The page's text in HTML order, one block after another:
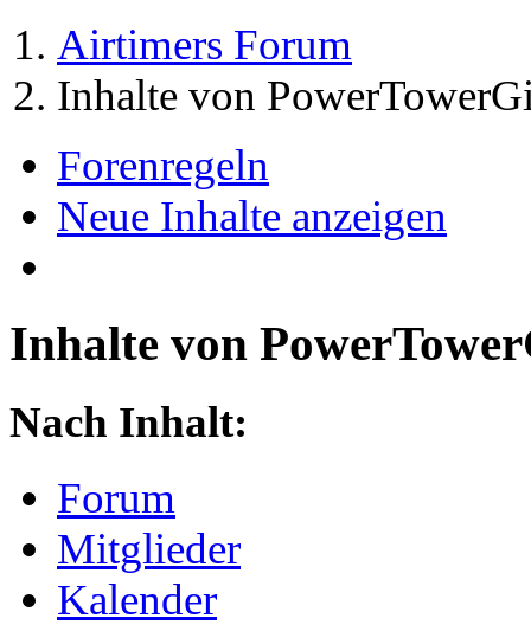
Airtimers Forum
Inhalte von
Forenregeln
Neue Inhalte anzeigen
Inhalte von
Nach Inhalt:
Forum
Mitglieder
Kalender